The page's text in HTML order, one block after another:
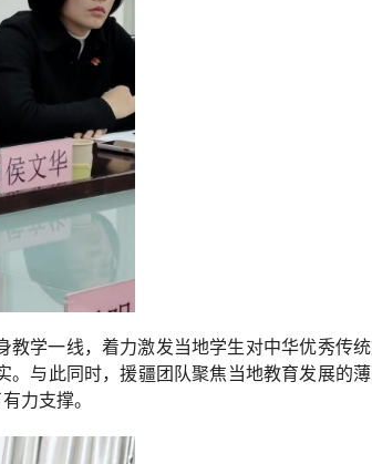
学一线，着力激发当地学生对中华优秀传
与此同时，援疆团队聚焦当地教育发展的
力支撑。